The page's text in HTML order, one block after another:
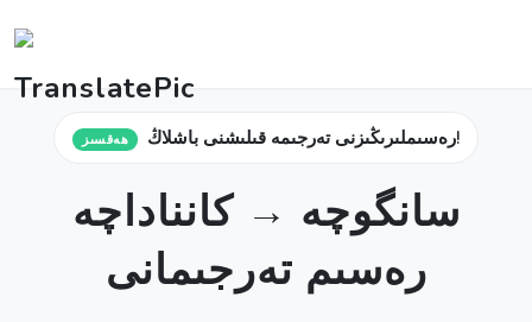
ھەقسىز رەسىملىرىڭىزنى تەرجىمە قىلىشنى باشلاڭ!
سانگوچە → كانناداچە
رەسىم تەرجىمانى